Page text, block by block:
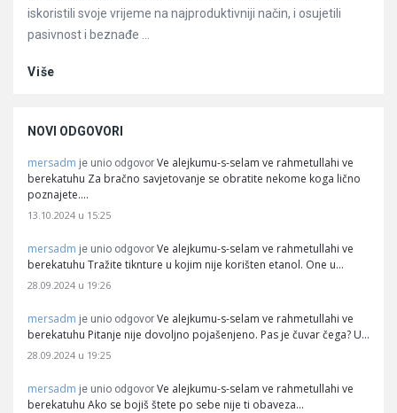
iskoristili svoje vrijeme na najproduktivniji način, i osujetili
pasivnost i beznađe ...
Više
NOVI ODGOVORI
mersadm je unio odgovor Ve alejkumu-s-selam ve rahmetullahi ve
berekatuhu Za bračno savjetovanje se obratite nekome koga lično
poznajete.…
13.10.2024 u 15:25
mersadm je unio odgovor Ve alejkumu-s-selam ve rahmetullahi ve
berekatuhu Tražite tiknture u kojim nije korišten etanol. One u…
28.09.2024 u 19:26
mersadm je unio odgovor Ve alejkumu-s-selam ve rahmetullahi ve
berekatuhu Pitanje nije dovoljno pojašenjeno. Pas je čuvar čega? U…
28.09.2024 u 19:25
mersadm je unio odgovor Ve alejkumu-s-selam ve rahmetullahi ve
berekatuhu Ako se bojiš štete po sebe nije ti obaveza…